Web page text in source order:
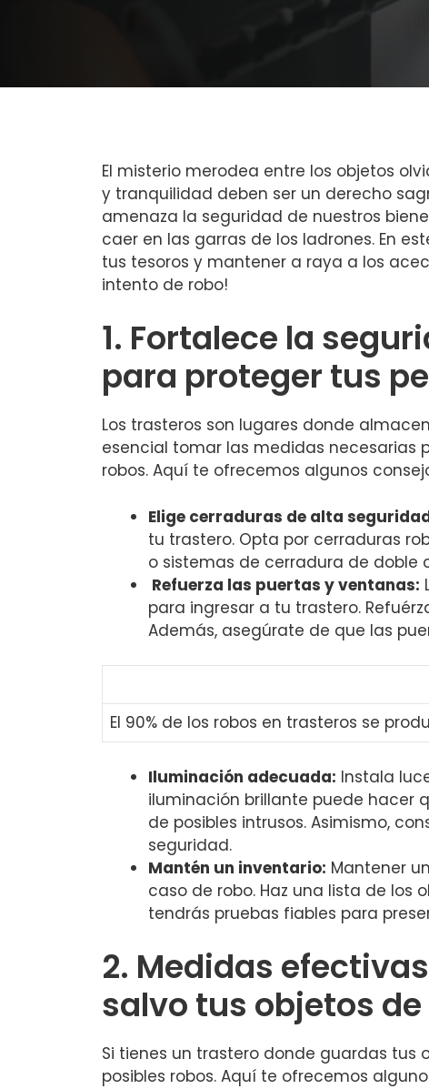
El misterio merodea entre los objetos
y tranquilidad deben ser un derecho
amenaza​ la seguridad de nuestros
caer en las garras de los ladrones. En
tus tesoros y mantener a raya a los
intento ⁤de robo!
1. Fortalece la
para proteger tus
Los trasteros son ‌lugares donde
esencial tomar las medidas ‍necesarias‌
robos. Aquí te ofrecemos algunos
Elige cerraduras de‍ alta
tu trastero. Opta por cerraduras
o ⁢sistemas de cerradura de
Refuerza las ‌puertas y ventanas:
para ingresar a tu trastero.
Además, asegúrate de que las
El 90% ⁢de los robos ​en trasteros se
Iluminación ​adecuada: Instala
‍iluminación brillante puede‍ hacer
de ‍posibles intrusos. Asimismo,
seguridad.
Mantén un⁢ inventario: Mantener
caso de ⁤robo. Haz una lista de los
tendrás pruebas fiables para
2. Medidas
salvo tus ‌objetos
Si tienes un trastero donde guardas
posibles robos. Aquí‌ te ofrecemos